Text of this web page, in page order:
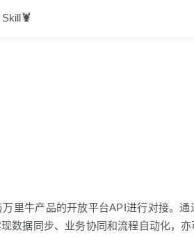
🦞
里牛产品的开放平台API进行对接。
数据同步、业务协同和流程自动化，